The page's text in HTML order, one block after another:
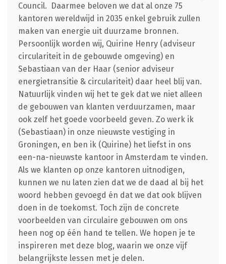
Council. Daarmee beloven we dat al onze 75
kantoren wereldwijd in 2035 enkel gebruik zullen
maken van energie uit duurzame bronnen.
Persoonlijk worden wij, Quirine Henry (adviseur
circulariteit in de gebouwde omgeving) en
Sebastiaan van der Haar (senior adviseur
energietransitie & circulariteit) daar heel blij van.
Natuurlijk vinden wij het te gek dat we niet alleen
de gebouwen van klanten verduurzamen, maar
ook zelf het goede voorbeeld geven. Zo werk ik
(Sebastiaan) in onze nieuwste vestiging in
Groningen, en ben ik (Quirine) het liefst in ons
een-na-nieuwste kantoor in Amsterdam te vinden.
Als we klanten op onze kantoren uitnodigen,
kunnen we nu laten zien dat we de daad al bij het
woord hebben gevoegd én dat we dat ook blijven
doen in de toekomst. Toch zijn de concrete
voorbeelden van circulaire gebouwen om ons
heen nog op één hand te tellen. We hopen je te
inspireren met deze blog, waarin we onze vijf
belangrijkste lessen met je delen.